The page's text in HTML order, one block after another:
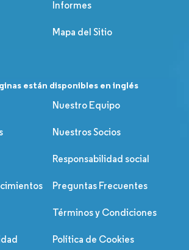
Informes
Mapa del Sitio
están disponibles en inglés
Nuestro Equipo
Nuestros Socios
Responsabilidad social
Preguntas Frecuentes
Términos y Condiciones
Política de Cookies